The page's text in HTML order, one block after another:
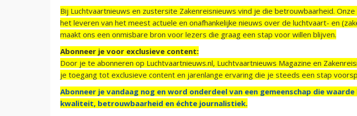
Bij Luchtvaartnieuws en zustersite Zakenreisnieuws vind je die betrouwbaarheid.
het leveren van het meest actuele en onafhankelijke nieuws over de luchtvaart- en
maakt ons een onmisbare bron voor lezers die graag een stap voor willen blijven.
Abonneer je voor exclusieve content:
Door je te abonneren op Luchtvaartnieuws.nl, Luchtvaartnieuws Magazine en
je toegang tot exclusieve content en jarenlange ervaring die je steeds een stap
Abonneer je vandaag nog en word onderdeel van een gemeenschap die waarde
kwaliteit, betrouwbaarheid en échte journalistiek.